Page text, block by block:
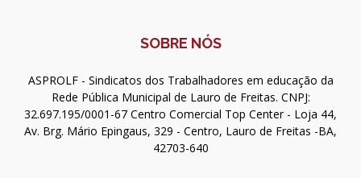
SOBRE NÓS
ASPROLF - Sindicatos dos Trabalhadores em educação da
Rede Pública Municipal de Lauro de Freitas. CNPJ:
32.697.195/0001-67 Centro Comercial Top Center - Loja 44,
Av. Brg. Mário Epingaus, 329 - Centro, Lauro de Freitas -BA,
42703-640